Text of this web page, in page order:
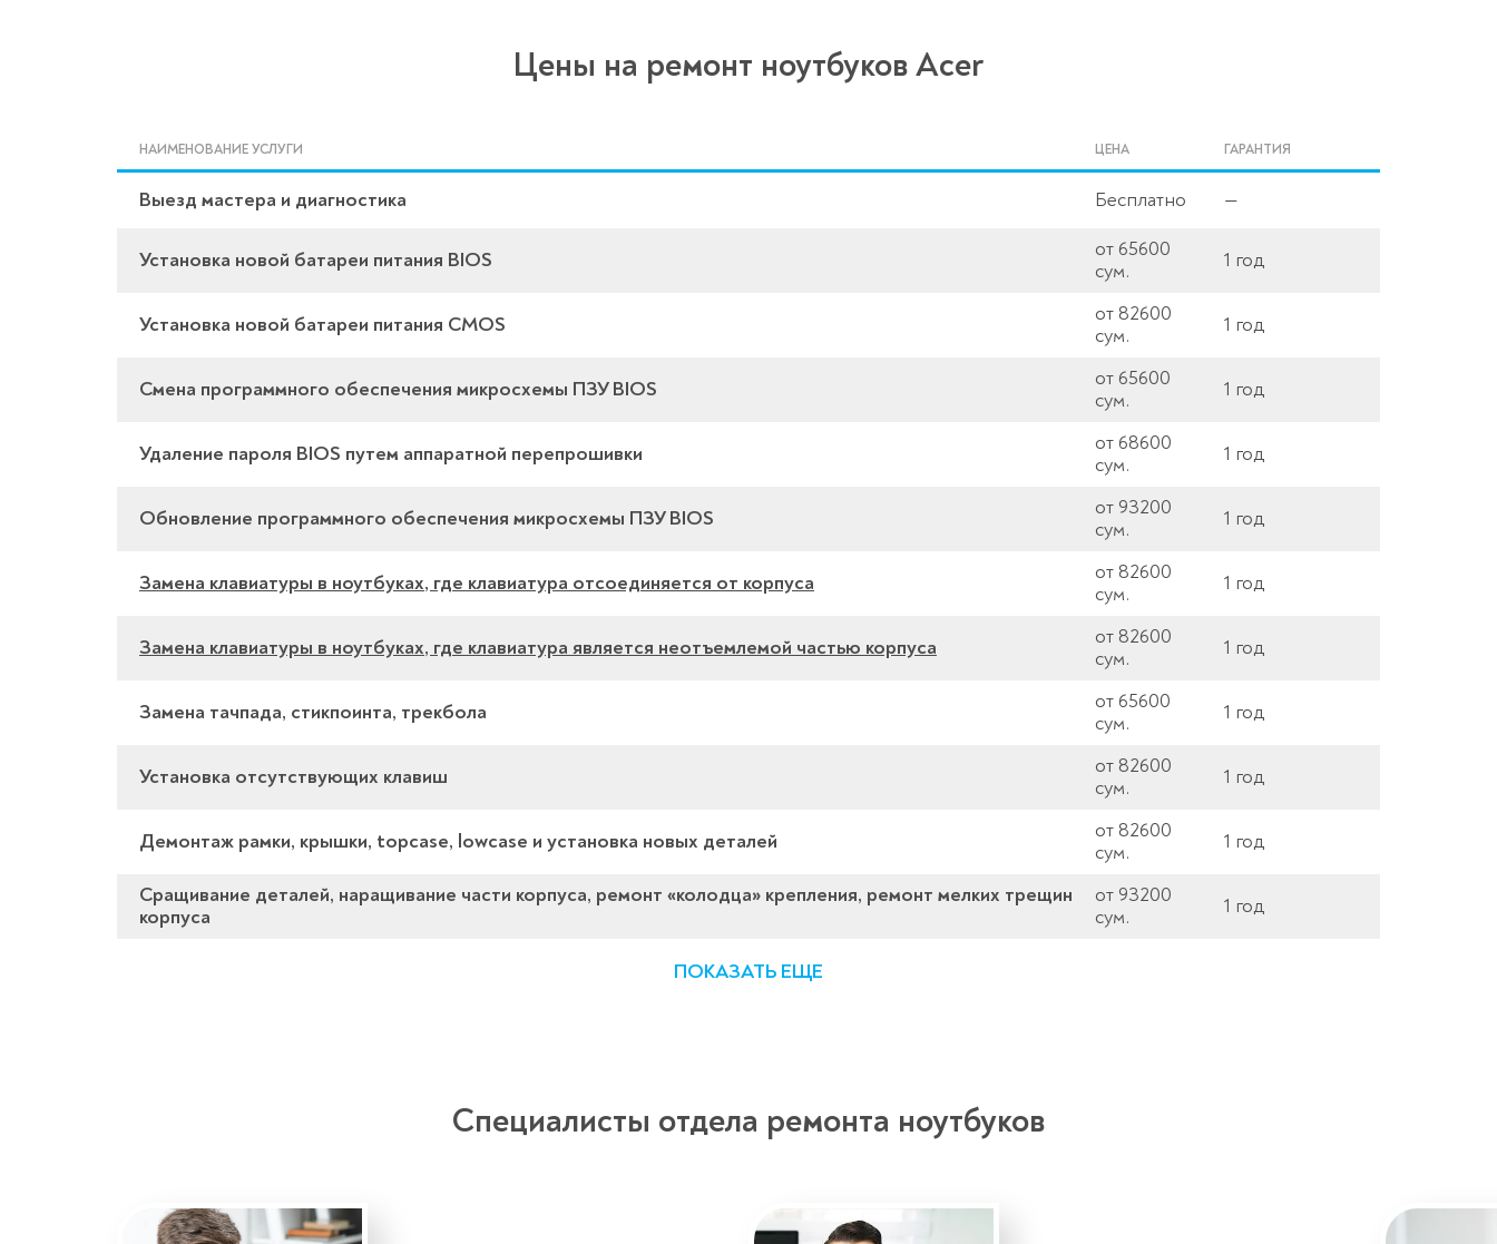
Цены на ремонт ноутбуков Acer
НАИМЕНОВАНИЕ УСЛУГИ ЦЕНА ГАРАНТИЯ
Выезд мастера и диагностика Бесплатно —
Установка новой батареи питания BIOS
от 65600
сум.
1 год
Установка новой батареи питания CMOS
от 82600
сум.
1 год
Смена программного обеспечения микросхемы ПЗУ BIOS
от 65600
сум.
1 год
Удаление пароля BIOS путем аппаратной перепрошивки
от 68600
сум.
1 год
Обновление программного обеспечения микросхемы ПЗУ BIOS
от 93200
сум.
1 год
Замена клавиатуры в ноутбуках, где клавиатура отсоединяется от корпуса
от 82600
сум.
1 год
Замена клавиатуры в ноутбуках, где клавиатура является неотъемлемой частью корпуса
от 82600
сум.
1 год
Замена тачпада, стикпоинта, трекбола
от 65600
сум.
1 год
Установка отсутствующих клавиш
от 82600
сум.
1 год
Демонтаж рамки, крышки, topcase, lowcase и установка новых деталей
от 82600
сум.
1 год
Сращивание деталей, наращивание части корпуса, ремонт «колодца» крепления, ремонт мелких трещин
корпуса
от 93200
сум.
1 год
ПОКАЗАТЬ ЕЩЕ
Специалисты отдела ремонта ноутбуков